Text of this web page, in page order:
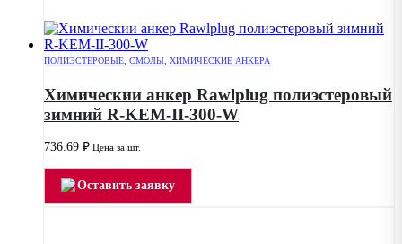
ПОЛИЭСТЕРОВЫЕ СМОЛЫ ХИМИЧЕСКИЕ АНКЕРА
Химическии анкер Rawlplug полиэстеровый
зимний R-KEM-II-300-W
736.69 ₽ Цена за шт.
Оставить заявку